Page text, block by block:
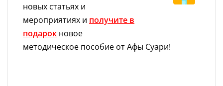
новых статьях и
мероприятиях и получите в
подарок новое
методическое пособие от Афы Суари!